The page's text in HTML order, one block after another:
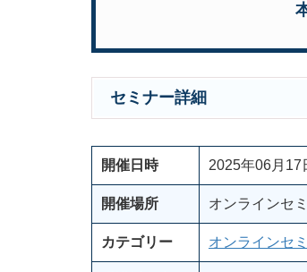
セミナー詳細
開催日時 2025年06月17
開催場所 オンラインセ
カテゴリー オンラインセ